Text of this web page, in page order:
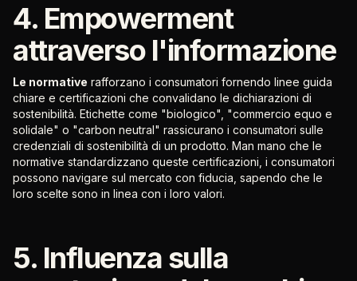
4. Empowerment
attraverso l'informazione
Le normative rafforzano i consumatori fornendo linee guida
chiare e certificazioni che convalidano le dichiarazioni di
sostenibilità. Etichette come "biologico", "commercio equo e
solidale" o "carbon neutral" rassicurano i consumatori sulle
credenziali di sostenibilità di un prodotto. Man mano che le
normative standardizzano queste certificazioni, i consumatori
possono navigare sul mercato con fiducia, sapendo che le
loro scelte sono in linea con i loro valori.
5. Influenza sulla